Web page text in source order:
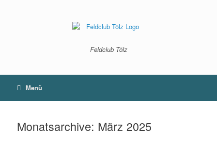
Feldclub Tölz
Menü
Monatsarchive: März 2025